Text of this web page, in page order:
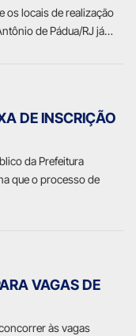
os locais de realização
de Pádua/RJ já…
DE INSCRIÇÃO
da Prefeitura
que o processo de
VAGAS DE
às vagas